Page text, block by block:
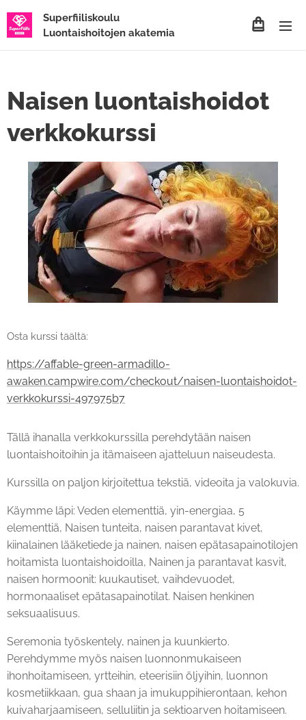
Superfiiliskoulu
Luontaishoitojen akatemia
Naisen luontaishoidot
verkkokurssi
Osta kurssi täältä:
https://affable-green-armadillo-
awaken.campwire.com/checkout/naisen-luontaishoidot-
verkkokurssi-497975b7
Tällä ihanalla verkkokurssilla perehdytään naisen
luontaishoitoihin ja itämaiseen ajatteluun naiseudesta.
Kurssilla on paljon kirjoitettua tekstiä, videoita ja valokuvia.
Käymme läpi: Veden elementtiä, yin-energiaa, 5
elementtiä, Naisen tunteita, naisen parantavat kivet,
kiinalainen lääketiede ja nainen, naisen epätasapainotilojen
hoitamista luontaishoidoilla, Nainen ja parantavat kasvit,
naisen hormoonit: kuukautiset, vaihdevuodet,
hormonaaliset epätasapainotilat. Naisen henkinen
seksuaalisuus.
Seremonia työskentely, nainen ja kuunkierto.
Perehdymme myös naisen luonnonmukaiseen
ihonhoitamiseen, yrtteihin, eteerisiin öljyihin, luonnon
kosmetiikkaan, gua shaan ja imukuppihierontaan, kehon
kuivaharjaamiseen, selluliitin ja sektioarven hoitamiseen.